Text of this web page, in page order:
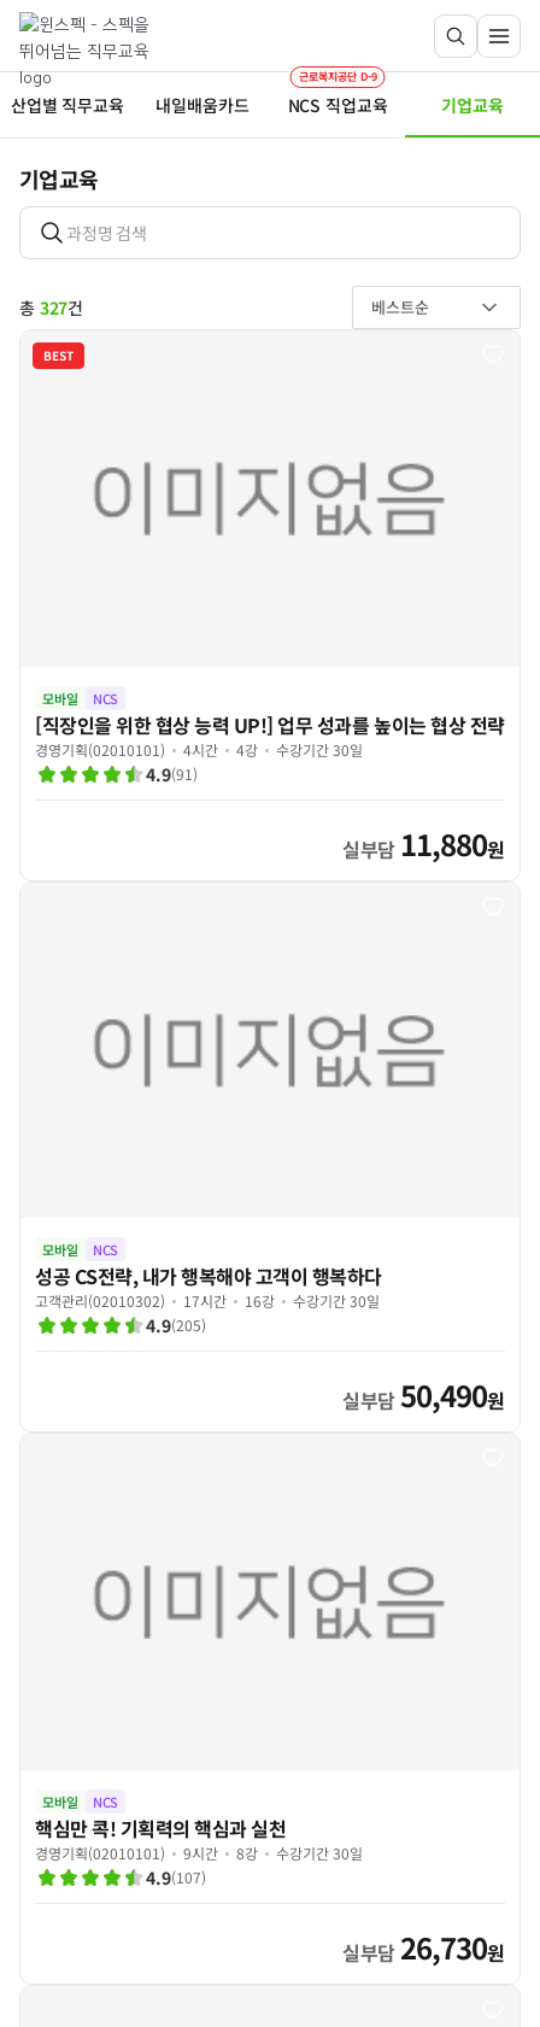
산업별 직무교육 내일배움카드
근로복지공단 D-9
NCS 직업교육 기업교육
기업교육
총 327건 베스트순
BEST
모바일 NCS
[직장인을 위한 협상 능력 UP!] 업무 성과를 높이는 협상 전략
경영기획(02010101) 4시간 4강 수강기간 30일
4.9(91)
실부담 11,880원
모바일 NCS
성공 CS전략, 내가 행복해야 고객이 행복하다
고객관리(02010302) 17시간 16강 수강기간 30일
4.9(205)
실부담50,490원
모바일 NCS
핵심만 콕! 기획력의 핵심과 실천
경영기획(02010101) 9시간 8강 수강기간 30일
4.9(107)
실부담 26,730원